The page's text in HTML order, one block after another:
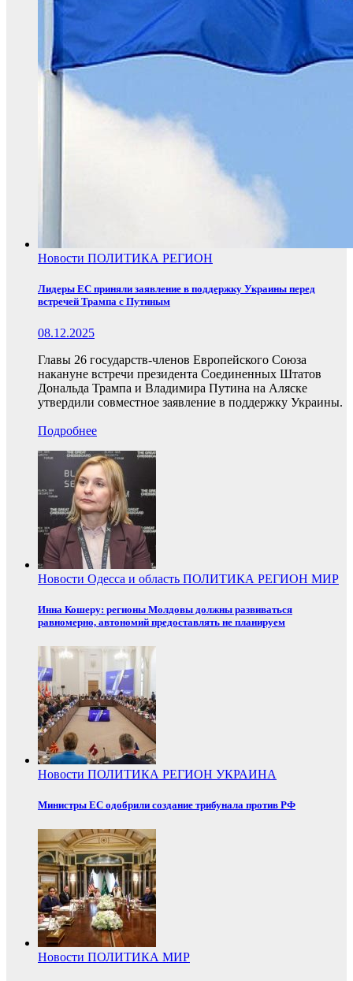
Новости ПОЛИТИКА РЕГИОН
Лидеры ЕС приняли заявление в поддержку Украины перед
встречей Трампа с Путиным
08.12.2025
Главы 26 государств-членов Европейского Союза
накануне встречи президента Соединенных Штатов
Дональда Трампа и Владимира Путина на Аляске
утвердили совместное заявление в поддержку Украины.
Подробнее
Новости Одесса и область ПОЛИТИКА РЕГИОН МИР
Инна Кошеру: регионы Молдовы должны развиваться
равномерно, автономий предоставлять не планируем
Новости ПОЛИТИКА РЕГИОН УКРАИНА
Министры ЕС одобрили создание трибунала против РФ
Новости ПОЛИТИКА МИР